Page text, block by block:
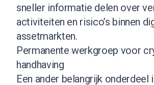
sneller informatie delen over
activiteiten en risico’s binnen
assetmarkten.
Permanente werkgroep voor
handhaving
Een ander belangrijk onderdeel